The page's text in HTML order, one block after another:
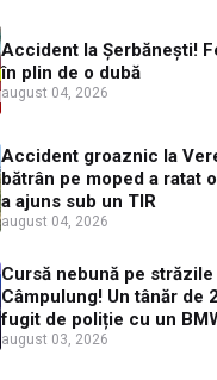
Accident la Șerbănești!
în plin de o dubă
august 04, 2026
Accident groaznic la
bătrân pe moped a ratat
a ajuns sub un TIR
august 04, 2026
Cursă nebună pe străzile
Câmpulung! Un tânăr de
fugit de poliție cu un
oprit într-un gard de pe
august 03, 2026